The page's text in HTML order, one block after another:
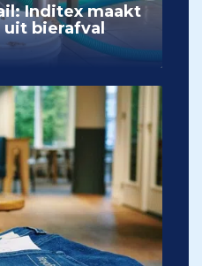
Inditex maakt
bierafval